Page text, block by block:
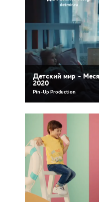
Детский мир -
2020
Pin-Up Production